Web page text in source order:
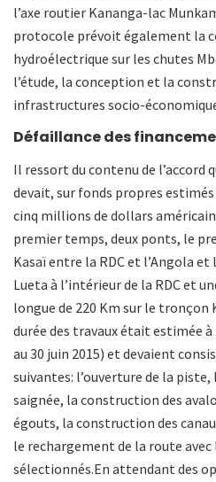
l’axe routier Kananga-lac
protocole prévoit également la
hydroélectrique sur les chutes
l’étude, la conception et la
infrastructures socio-
Défaillance des
Il ressort du contenu de l’accord
devait, sur fonds propres estimés
cinq millions de dollars
premier temps, deux ponts, le
Kasaï entre la RDC et l’Angola
Lueta à l’intérieur de la RDC et
longue de 220 Km sur le tronçon
durée des travaux était estimée
au 30 juin 2015) et devaient
suivantes: l’ouverture de la
saignée, la construction des
égouts, la construction des
le rechargement de la route
sélectionnés.En attendant des